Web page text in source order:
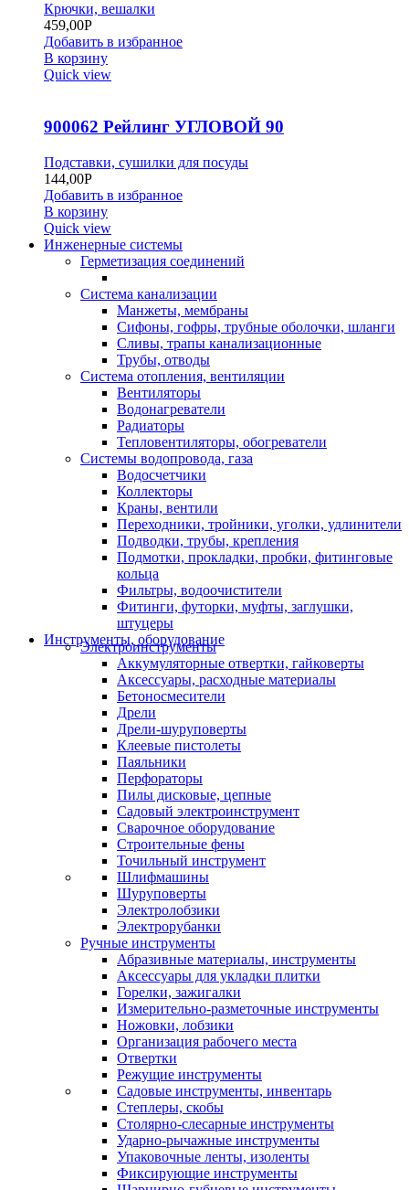
Крючки, вешалки
459,00Р
Добавить в избранное
В корзину
Quick view
900062 Рейлинг УГЛОВОЙ 90
Подставки, сушилки для посуды
144,00Р
Добавить в избранное
В корзину
Quick view
Инженерные системы
Герметизация соединений
Система канализации
Манжеты, мембраны
Сифоны, гофры, трубные оболочки, шланги
Сливы, трапы канализационные
Трубы, отводы
Система отопления, вентиляции
Вентиляторы
Водонагреватели
Радиаторы
Тепловентиляторы, обогреватели
Системы водопровода, газа
Водосчетчики
Коллекторы
Краны, вентили
Переходники, тройники, уголки, удлинители
Подводки, трубы, крепления
Подмотки, прокладки, пробки, фитинговые
кольца
Фильтры, водоочистители
Фитинги, футорки, муфты, заглушки,
штуцеры
Инструменты, оборудование
Электроинструменты
Аккумуляторные отвертки, гайковерты
Аксессуары, расходные материалы
Бетоносмесители
Дрели
Дрели-шуруповерты
Клеевые пистолеты
Паяльники
Перфораторы
Пилы дисковые, цепные
Садовый электроинструмент
Сварочное оборудование
Строительные фены
Точильный инструмент
Шлифмашины
Шуруповерты
Электролобзики
Электрорубанки
Ручные инструменты
Абразивные материалы, инструменты
Аксессуары для укладки плитки
Горелки, зажигалки
Измерительно-разметочные инструменты
Ножовки, лобзики
Организация рабочего места
Отвертки
Режущие инструменты
Садовые инструменты, инвентарь
Степлеры, скобы
Столярно-слесарные инструменты
Ударно-рычажные инструменты
Упаковочные ленты, изоленты
Фиксирующие инструменты